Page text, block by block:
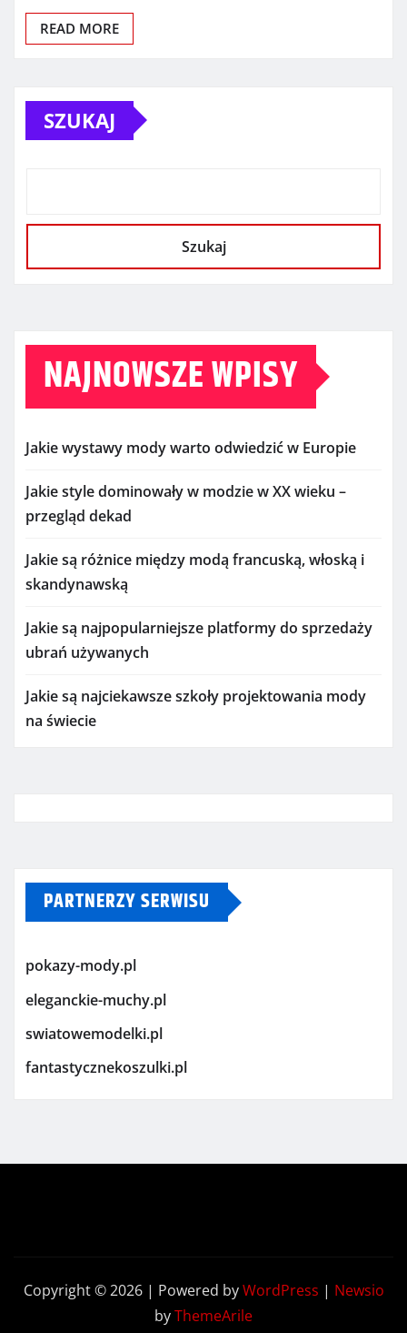
READ MORE
SZUKAJ
Szukaj
NAJNOWSZE WPISY
Jakie wystawy mody warto odwiedzić w Europie
Jakie style dominowały w modzie w XX wieku –
przegląd dekad
Jakie są różnice między modą francuską, włoską i
skandynawską
Jakie są najpopularniejsze platformy do sprzedaży
ubrań używanych
Jakie są najciekawsze szkoły projektowania mody
na świecie
PARTNERZY SERWISU
pokazy-mody.pl
eleganckie-muchy.pl
swiatowemodelki.pl
fantastycznekoszulki.pl
Copyright © 2026 | Powered byWordPress | Newsio
byThemeArile